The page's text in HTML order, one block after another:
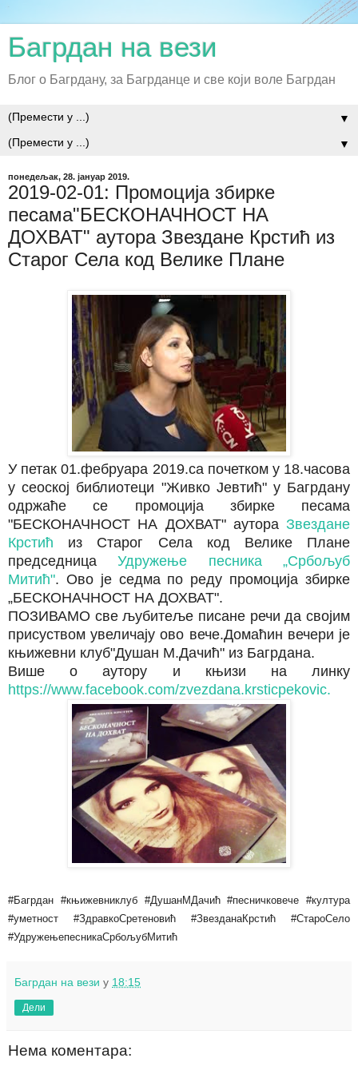
Багрдан на вези
Блог о Багрдану, за Багрданце и све који воле Багрдан
▼
▼
понедељак, 28. јануар 2019.
2019-02-01: Промоција збирке
песама"БЕСКОНАЧНОСТ НА
ДОХВАТ" аутора Звездане Крстић из
Старог Села код Велике Плане
У петак 01.фебруара 2019.са почетком у 18.часова
у сеоској библиотеци "Живко Јевтић" у Багрдану
одржаће се промоција збирке песама
"БЕСКОНАЧНОСТ НА ДОХВАТ" аутора Звездане
Крстић из Старог Села код Велике Плане
председницаУдружење песника „Србољуб
Митић". Ово је седма по реду промоција збирке
„БЕСКОНАЧНОСТ НА ДОХВАТ".
ПОЗИВАМО све љубитеље писане речи да својим
присуством увеличају ово вече.Домаћин вечери је
књижевни клуб"Душан М.Дачић" из Багрдана.
Више о аутору и књизи на линку
https://www.facebook.com/zvezdana.krsticpekovic.
#Багрдан #књижевниклуб #ДушанМДачић #песничковече #култура
#уметност #ЗдравкоСретеновић #ЗвезданаКрстић #СтароСелo
#УдружењепесникаСрбољубМитић
Багрдан на вези у 18:15
Дели
Нема коментара: